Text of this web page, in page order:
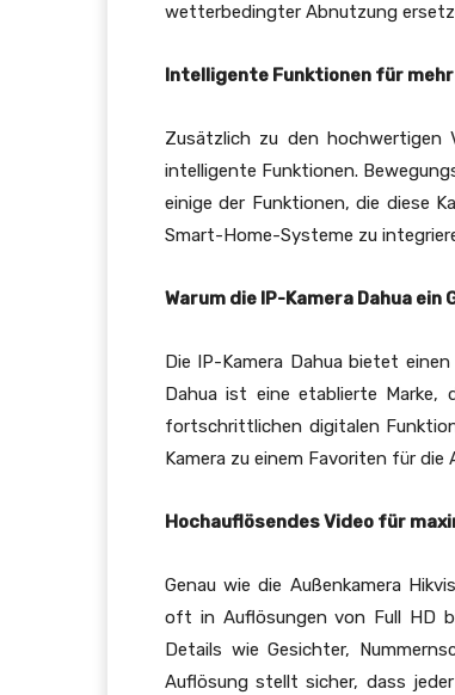
wetterbedingter Abnutzung
Intelligente Funktionen für
Zusätzlich zu den hochwertigen
intelligente Funktionen.
einige der Funktionen, die diese
Smart-Home-Systeme zu
Warum die IP-Kamera Dahua
Die IP-Kamera Dahua bietet
Dahua ist eine etablierte Marke,
fortschrittlichen digitalen
Kamera zu einem Favoriten für
Hochauflösendes Video für
Genau wie die Außenkamera
oft in Auflösungen von Full HD
Details wie Gesichter,
Auflösung stellt sicher, dass